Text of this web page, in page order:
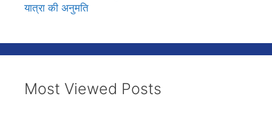
यात्रा की अनुमति
Most Viewed Posts